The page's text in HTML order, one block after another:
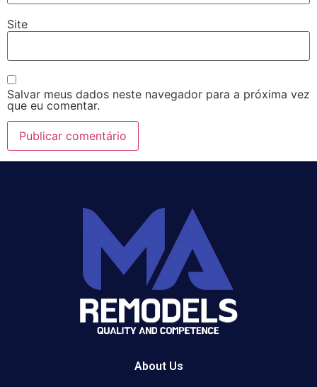
Site
Salvar meus dados neste navegador para a próxima vez
que eu comentar.
About Us